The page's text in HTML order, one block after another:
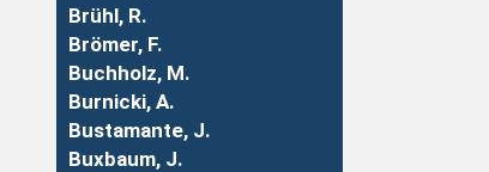
Brühl, R.
Brömer, F.
Buchholz, M.
Burnicki, A.
Bustamante, J.
Buxbaum, J.